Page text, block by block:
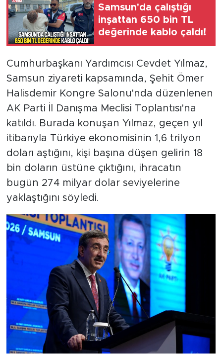
Samsun'da çalıştığı
inşattan 650 bin TL
değerinde kablo çaldı!
Cumhurbaşkanı Yardımcısı Cevdet Yılmaz,
Samsun ziyareti kapsamında, Şehit Ömer
Halisdemir Kongre Salonu'nda düzenlenen
AK Parti İl Danışma Meclisi Toplantısı'na
katıldı. Burada konuşan Yılmaz, geçen yıl
itibarıyla Türkiye ekonomisinin 1,6 trilyon
doları aştığını, kişi başına düşen gelirin 18
bin doların üstüne çıktığını, ihracatın
bugün 274 milyar dolar seviyelerine
yaklaştığını söyledi.